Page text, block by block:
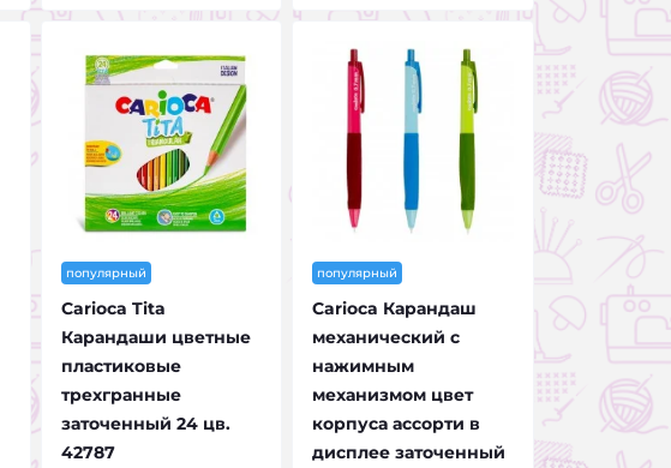
популярный
Carioca Tita
Карандаши цветные
пластиковые
трехгранные
заточенный 24 цв.
42787
популярный
Carioca Карандаш
механический с
нажимным
механизмом цвет
корпуса ассорти в
дисплее заточенный